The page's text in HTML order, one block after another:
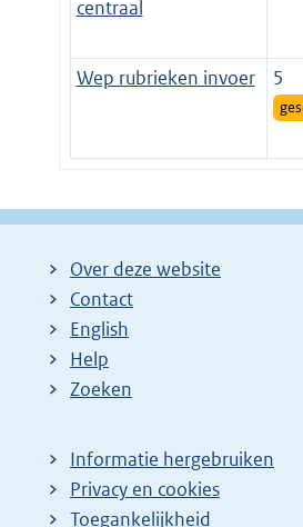
centraal
Wep rubrieken invoer
5
Over deze website
Contact
English
Help
Zoeken
Informatie hergebruiken
Privacy en cookies
Toegankelijkheid